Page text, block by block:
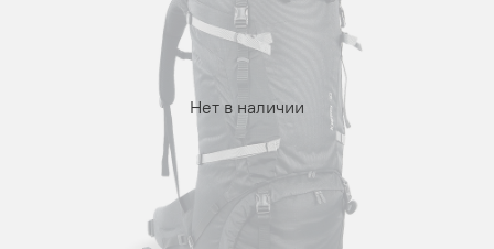
Нет в наличии